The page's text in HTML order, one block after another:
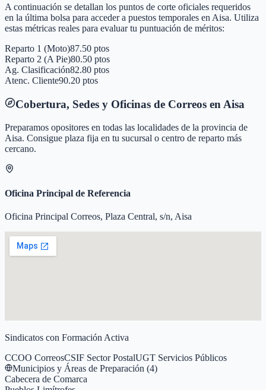
A continuación se detallan los puntos de corte oficiales requeridos
en la última bolsa para acceder a puestos temporales en Aisa. Utiliza
estas métricas reales para evaluar tu puntuación de méritos:
Reparto 1 (Moto)87.50 ptos
Reparto 2 (A Pie)80.50 ptos
Ag. Clasificación82.80 ptos
Atenc. Cliente90.20 ptos
Cobertura, Sedes y Oficinas de Correos en Aisa
Preparamos opositores en todas las localidades de la provincia de
Aisa. Consigue plaza fija en tu sucursal o centro de reparto más
cercano.
Oficina Principal de Referencia
Oficina Principal Correos, Plaza Central, s/n, Aisa
Sindicatos con Formación Activa
CCOO CorreosCSIF Sector PostalUGT Servicios Públicos
Municipios y Áreas de Preparación (4)
Cabecera de Comarca